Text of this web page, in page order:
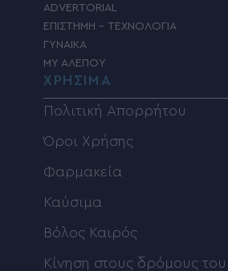
ADVERTORIAL
ΕΠΙΣΤΗΜΗ – ΤΕΧΝΟΛΟΓΙΑ
ΓΥΝΑΙΚΑ
MY ΑΛΕΠΟΥ
ΧΡΗΣΙΜΑ
Πολιτική Απορρήτου
Όροι Χρήσης
Φαρμακεία
Καύσιμα
Βόλος Καιρός
Κίνηση στους δρόμους